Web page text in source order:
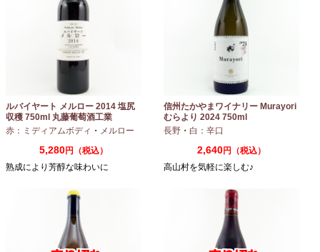
ルバイヤート メルロー 2014 塩尻
収穫 750ml 丸藤葡萄酒工業
赤：ミディアムボディ ・ メルロー
5,280円（税込）
熟成により芳醇な味わいに
信州たかやまワイナリー Murayori
むらより 2024 750ml
長野 ・ 白：辛口
2,640円（税込）
高山村を気軽に楽しむ♪